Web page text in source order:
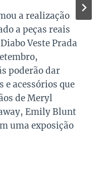
a realização
a peças reais
Veste Prada
poderão dar
e acessórios que
de Meryl
Emily Blunt
uma exposição